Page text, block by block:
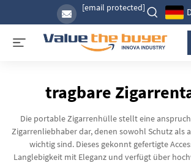
[email protected]
tragbare
Die portable Zigarrenhülle stellt eine
Zigarrenliebhaber dar, denen sowohl Schutz als
wichtig sind. Dieses gekonnt gefertigte
Langlebigkeit mit Eleganz und verfügt über